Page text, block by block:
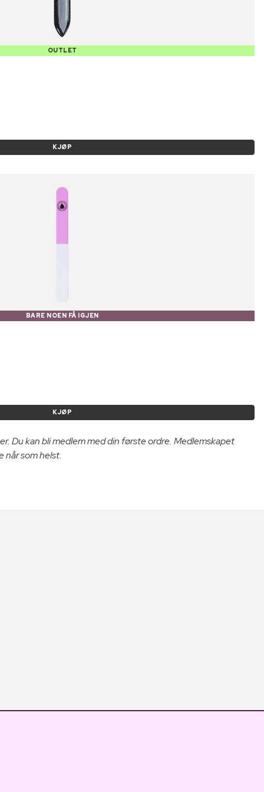
OUTLET
KJØP
BARE NOEN FÅ IGJEN
KJØP
Du kan bli medlem med din første ordre. Medlemskapet
når som helst.